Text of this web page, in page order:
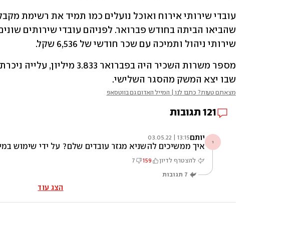
שירותי ניהול ותמיכה עם שכר חודשי של 6,536 שקל.
שבו יצא המשק מהסגר השלישי.
מצאתם טעות? כתבו לנו | המייל האדום גם בווטסאפ
121 תגובות
י יותם13:15 | 03.05.22
איך ממשיכים להשניא מגזר עובדים שלם? על ידי שימוש
להצטרף לדיון 159
7
7 תגובות
הצג עוד